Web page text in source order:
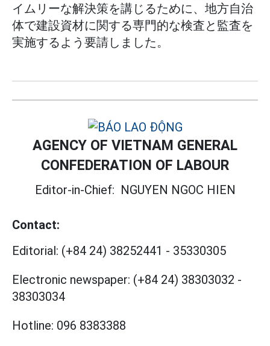
イムリーな解決策を講じるために、地方自治
体で建設資材に関する専門的な検査と監査を
実施するよう要請しました。
AGENCY OF VIETNAM GENERAL
CONFEDERATION OF LABOUR
Editor-in-Chief: NGUYEN NGOC HIEN
Contact:
Editorial: (+84 24) 38252441 - 35330305
Electronic newspaper: (+84 24) 38303032 -
38303034
Hotline: 096 8383388